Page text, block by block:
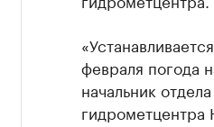
февраля погода
начальник
гидрометцентра